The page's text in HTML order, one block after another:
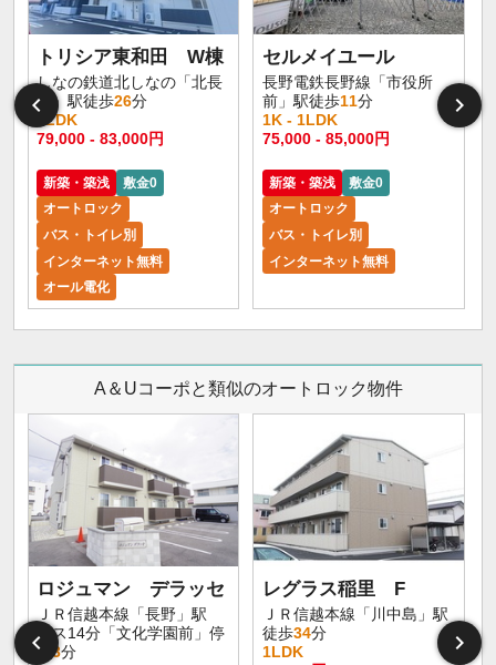
トリシア東和田 W棟
しなの鉄道北しなの「北長
野」駅徒歩26分
1LDK
79,000 - 83,000円
新築・築浅
敷金0
オートロック
バス・トイレ別
インターネット無料
オール電化
セルメイユール
長野電鉄長野線「市役所
前」駅徒歩11分
1K - 1LDK
75,000 - 85,000円
新築・築浅
敷金0
オートロック
バス・トイレ別
インターネット無料
A＆Uコーポと類似のオートロック物件
ロジュマン デラッセ
ＪＲ信越本線「長野」駅
バス14分「文化学園前」停
歩 3分
レグラス稲里 F
ＪＲ信越本線「川中島」駅
徒歩34分
1LDK